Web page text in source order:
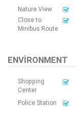
Nature View
Close to
Minibus Route
ENVIRONMENT
Shopping
Center
Police Station